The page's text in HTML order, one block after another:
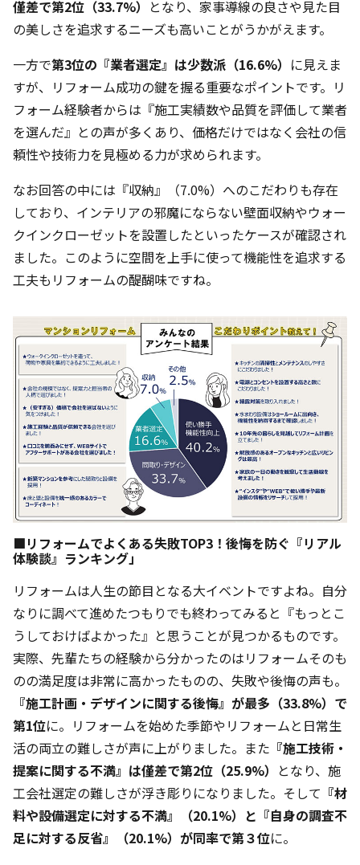
僅差で第2位（33.7%） となり、家事導線の良さや見た目
の美しさを追求するニーズも高いことがうかがえます。
一方で第3位の『業者選定』は少数派（16.6%） に見えま
すが、リフォーム成功の鍵を握る重要なポイントです。リ
フォーム経験者からは『施工実績数や品質を評価して業者
を選んだ』との声が多くあり、価格だけではなく会社の信
頼性や技術力を見極める力が求められます。
なお回答の中には『収納』（7.0%）へのこだわりも存在
しており、インテリアの邪魔にならない壁面収納やウォー
クインクローゼットを設置したといったケースが確認され
ました。このように空間を上手に使って機能性を追求する
工夫もリフォームの醍醐味ですね。
■リフォームでよくある失敗TOP3！後悔を防ぐ『リアル
体験談』ランキング」
リフォームは人生の節目となる大イベントですよね。自分
なりに調べて進めたつもりでも終わってみると『もっとこ
うしておけばよかった』と思うことが見つかるものです。
実際、先輩たちの経験から分かったのはリフォームそのも
のの満足度は非常に高かったものの、失敗や後悔の声も。
『施工計画・デザインに関する後悔』が最多（33.8%）で
第1位に。リフォームを始めた季節やリフォームと日常生
活の両立の難しさが声に上がりました。また 『施工技術・
提案に関する不満』は僅差で第2位（25.9%） となり、施
工会社選定の難しさが浮き彫りになりました。そして 『材
料や設備選定に対する不満』（20.1%）と『自身の調査不
足に対する反省』（20.1%）が同率で第３位に。